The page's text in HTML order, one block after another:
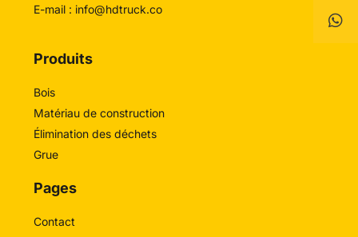
E-mail : info@hdtruck.co
Produits
Bois
Matériau de construction
Élimination des déchets
Grue
Pages
Contact